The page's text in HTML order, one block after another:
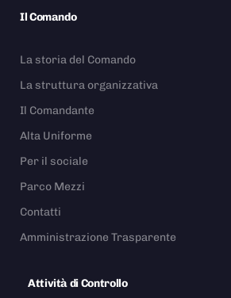
Il Comando
La storia del Comando
La struttura organizzativa
Il Comandante
Alta Uniforme
Per il sociale
Parco Mezzi
Contatti
Amministrazione Trasparente
Attività di Controllo